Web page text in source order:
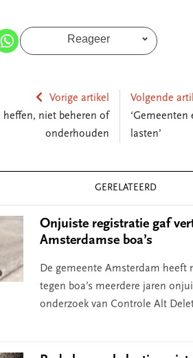
Reageer
Vorige artikel
niet beheren of
onderhouden
Volgende
lasten’
GERELATEERD
Onjuiste registratie gaf
Amsterdamse boa’s
De gemeente Amsterdam heeft
tegen boa’s meerdere jaren
onderzoek van Controle Alt